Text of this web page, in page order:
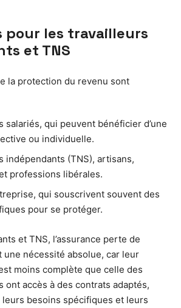
pour les travailleurs
et TNS
la protection du revenu sont
salariés, qui peuvent bénéficier d’une
ou individuelle.
indépendants (TNS), artisans,
professions libérales.
qui souscrivent souvent des
pour se protéger.
et TNS, l’assurance perte de
une nécessité absolue, car leur
moins complète que celle des
ont accès à des contrats adaptés,
besoins spécifiques et leurs